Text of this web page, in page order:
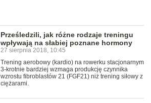
Prześledzili, jak różne rodzaje treningu
wpływają na słabiej poznane hormony
27 sierpnia 2018, 10:45
Trening aerobowy (kardio) na rowerku stacjonarnym
3-krotnie bardziej wzmaga produkcję czynnika
wzrostu fibroblastów 21 (FGF21) niż trening siłowy z
ciężarami.